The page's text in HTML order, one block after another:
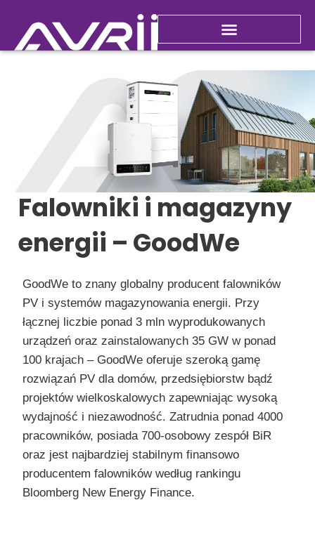
Przejdź
do
Falowniki i magazyny
energii – GoodWe
GoodWe to znany globalny producent falowników
PV i systemów magazynowania energii. Przy
łącznej liczbie ponad 3 mln wyprodukowanych
urządzeń oraz zainstalowanych 35 GW w ponad
100 krajach – GoodWe oferuje szeroką gamę
rozwiązań PV dla domów, przedsiębiorstw bądź
projektów wielkoskalowych zapewniając wysoką
wydajność i niezawodność. Zatrudnia ponad 4000
pracowników, posiada 700-osobowy zespół BiR
oraz jest najbardziej stabilnym finansowo
producentem falowników według rankingu
Bloomberg New Energy Finance.